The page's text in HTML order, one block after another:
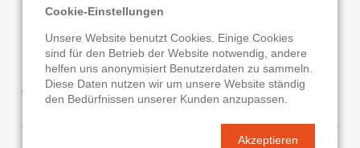
Gemeindebücherei
Breuna
Cookie-Einstellungen
Unsere Website benutzt Cookies. Einige Cookies
sind für den Betrieb der Website notwendig, andere
helfen uns anonymisiert Benutzerdaten zu sammeln.
Diese Daten nutzen wir um unsere Website ständig
den Bedürfnissen unserer Kunden anzupassen.
Akzeptieren